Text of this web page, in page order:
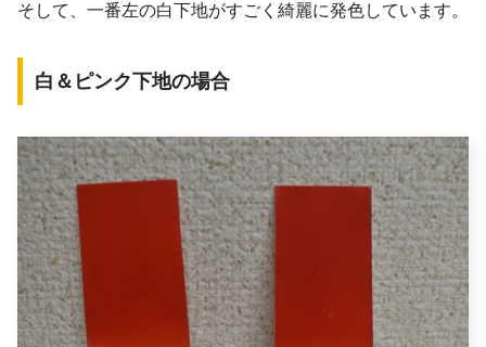
そして、一番左の白下地がすごく綺麗に発色しています。
白＆ピンク下地の場合